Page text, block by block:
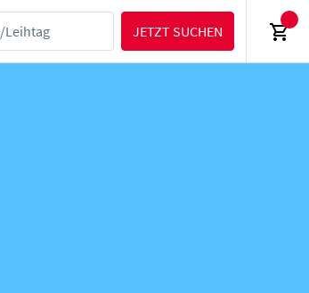
JETZT SUCHEN